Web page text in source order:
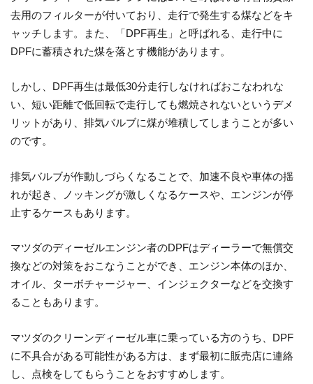
去用のフィルターが付いており、走行で発生する煤などをキ
ャッチします。また、「DPF再生」と呼ばれる、走行中に
DPFに蓄積された煤を落とす機能があります。
しかし、DPF再生は最低30分走行しなければおこなわれな
い、短い距離で低回転で走行しても燃焼されないというデメ
リットがあり、排気バルブに煤が堆積してしまうことが多い
のです。
排気バルブが作動しづらくなることで、加速不良や車体の揺
れが起き、ノッキングが激しくなるケースや、エンジンが停
止するケースもあります。
マツダのディーゼルエンジン者のDPFはディーラーで無償交
換などの対策をおこなうことができ、エンジン本体のほか、
オイル、ターボチャージャー、インジェクターなどを交換す
ることもあります。
マツダのクリーンディーゼル車に乗っている方のうち、DPF
に不具合がある可能性がある方は、まず最初に販売店に連絡
し、点検をしてもらうことをおすすめします。